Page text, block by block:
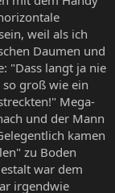
weil als ich
Daumen und
"Dass langt ja nie
groß wie ein
Mega-
und der Mann
kamen
zu Boden
war dem
irgendwie